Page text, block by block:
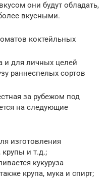
они будут обладать,
вкусными.
коктейльных
и для личных целей
раннеспелых сортов
за рубежом под
на следующие
изготовления
крупы и т.д.;
кукуруза
крупа, мука и спирт;